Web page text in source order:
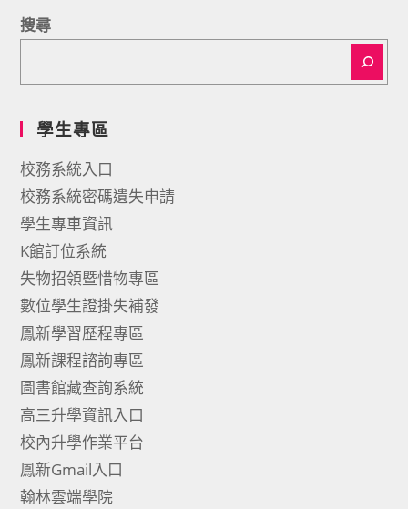
搜尋
學生專區
校務系統入口
校務系統密碼遺失申請
學生專車資訊
K館訂位系統
失物招領暨惜物專區
數位學生證掛失補發
鳳新學習歷程專區
鳳新課程諮詢專區
圖書館藏查詢系統
高三升學資訊入口
校內升學作業平台
鳳新Gmail入口
翰林雲端學院